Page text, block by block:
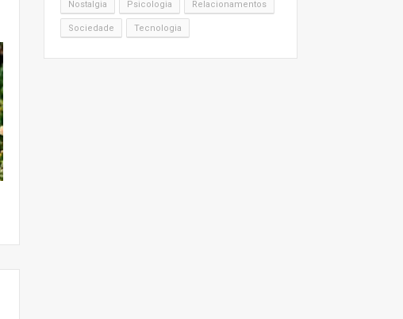
Nostalgia Psicologia Relacionamentos
Sociedade Tecnologia